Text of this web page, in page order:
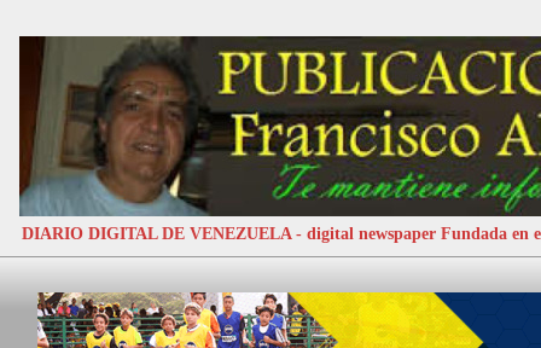
DIARIO DIGITAL DE VENEZUELA - digital newspaper Fundada en